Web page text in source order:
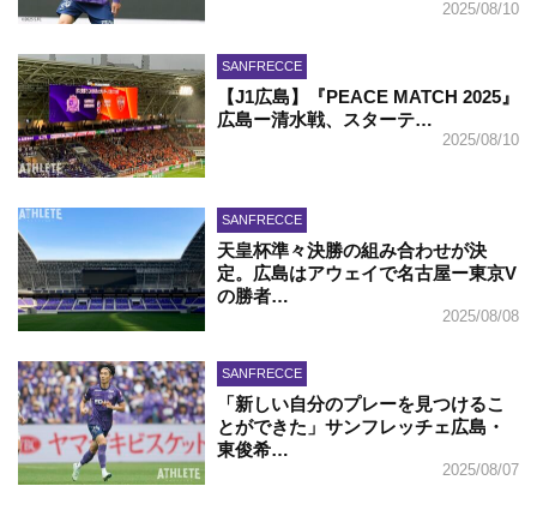
2025/08/10
SANFRECCE
【J1広島】『PEACE MATCH 2025』
広島ー清水戦、スターテ…
2025/08/10
SANFRECCE
天皇杯準々決勝の組み合わせが決
定。広島はアウェイで名古屋ー東京V
の勝者…
2025/08/08
SANFRECCE
「新しい自分のプレーを見つけるこ
とができた」サンフレッチェ広島・
東俊希…
2025/08/07